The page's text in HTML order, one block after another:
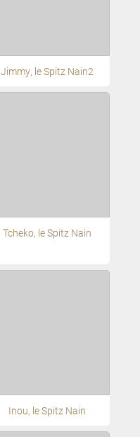
Jimmy, le Spitz Nain2
Tcheko, le Spitz Nain
Inou, le Spitz Nain